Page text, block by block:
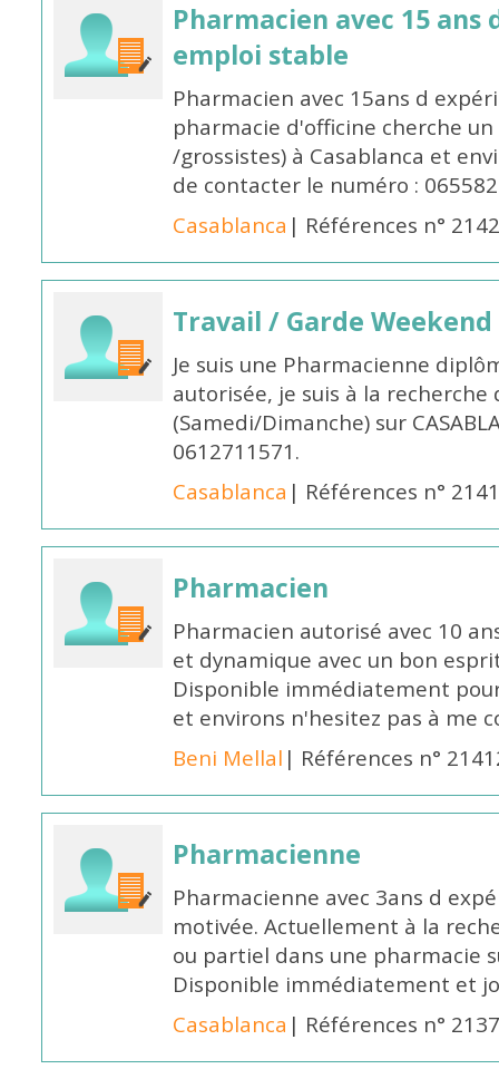
Pharmacien avec 15
emploi stable
Pharmacien avec 15ans d
pharmacie d'officine cherche
/grossistes) à Casablanca et
de contacter le numéro :
Casablanca | Références n°
Travail / Garde Weekend
Je suis une Pharmacienne
autorisée, je suis à la
(Samedi/Dimanche) sur
0612711571.
Casablanca | Références n°
Pharmacien
Pharmacien autorisé avec 10
et dynamique avec un bon
Disponible immédiatement
et environs n'hesitez pas à me
Beni Mellal | Références n°
Pharmacienne
Pharmacienne avec 3ans d
motivée. Actuellement à la
ou partiel dans une pharmacie
Disponible immédiatement et
Casablanca | Références n°